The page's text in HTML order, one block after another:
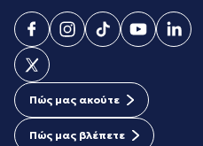
Πώς μας ακούτε
Πώς μας βλέπετε